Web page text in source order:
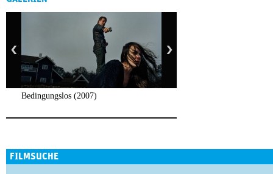
Bedingungslos (2007)
FILMSUCHE